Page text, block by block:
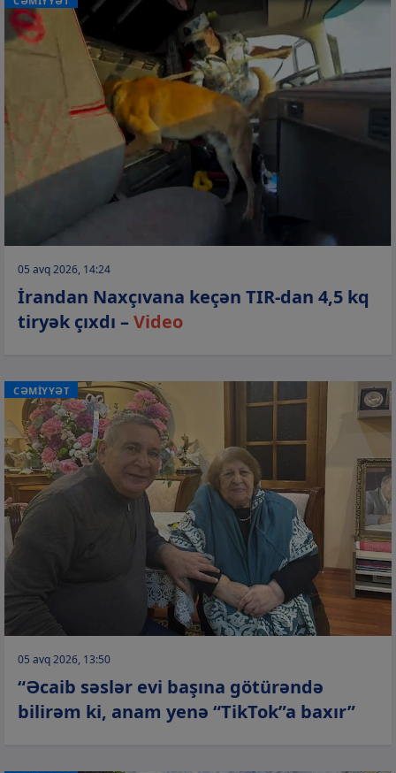
05 avq 2026, 14:24
İrandan Naxçıvana keçən TIR-dan 4,5 kq
tiryək çıxdı –Video
CƏMİYYƏT
05 avq 2026, 13:50
“Əcaib səslər evi başına götürəndə
bilirəm ki, anam yenə “TikTok”a baxır”